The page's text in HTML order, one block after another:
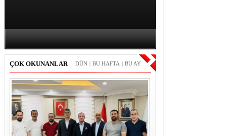
ÇOK OKUNANLAR BU AY
|
BU HAFTA
|
DÜN